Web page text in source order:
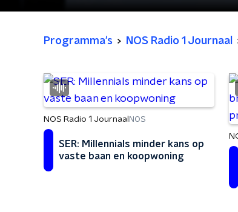
Programma's NOS Radio 1 Journaal
NOS Radio 1 Journaal NOS
SER: Millennials minder kans op
vaste baan en koopwoning